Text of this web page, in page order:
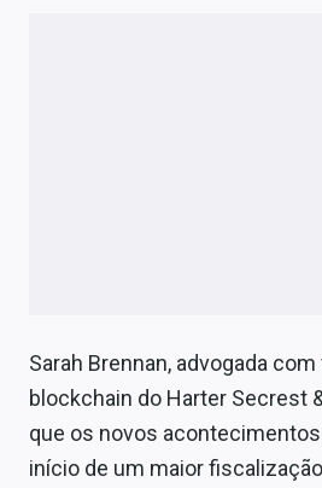
Sarah Brennan, advogada
blockchain do Harter Secrest
que os novos
início de um maior